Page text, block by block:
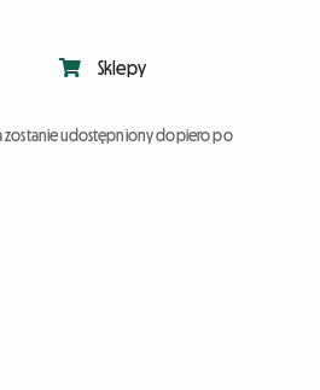
Sklepy
zostanie udostępniony dopiero po